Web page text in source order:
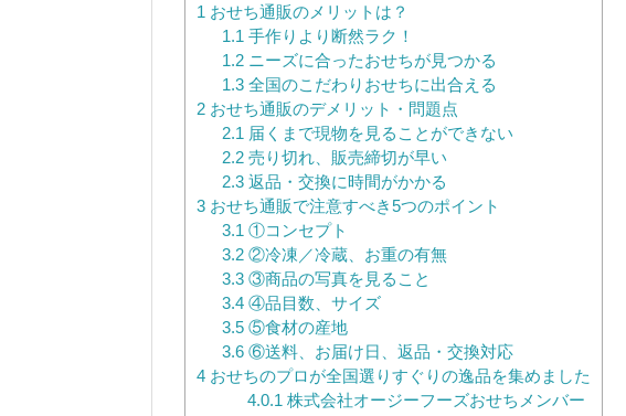
1 おせち通販のメリットは？
1.1 手作りより断然ラク！
1.2ニーズに合ったおせちが見つかる
1.3全国のこだわりおせちに出合える
2 おせち通販のデメリット・問題点
2.1 届くまで現物を見ることができない
2.2売り切れ、販売締切が早い
2.3返品・交換に時間がかかる
3 おせち通販で注意すべき5つのポイント
3.1 ①コンセプト
3.2②冷凍／冷蔵、お重の有無
3.3③商品の写真を見ること
3.4④品目数、サイズ
3.5⑤食材の産地
3.6⑥送料、お届け日、返品・交換対応
4 おせちのプロが全国選りすぐりの逸品を集めました
4.0.1 株式会社オージーフーズおせちメンバー